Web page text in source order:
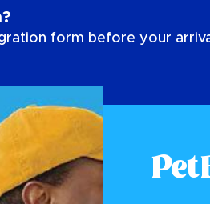
form before your